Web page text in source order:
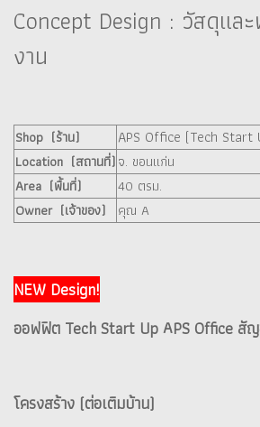
Concept Design : วัสดุแล
งาน
Shop (ร้าน) APS Office (Tech Start
Location (สถานที่)จ. ขอนแก่น
Area (พื้นที่)
40 ตรม.
Owner (เจ้าของ)
คุณ A
NEW Design!
ออฟฟิต Tech Start Up APS Office สั
โครงสร้าง (ต่อเติมบ้าน)